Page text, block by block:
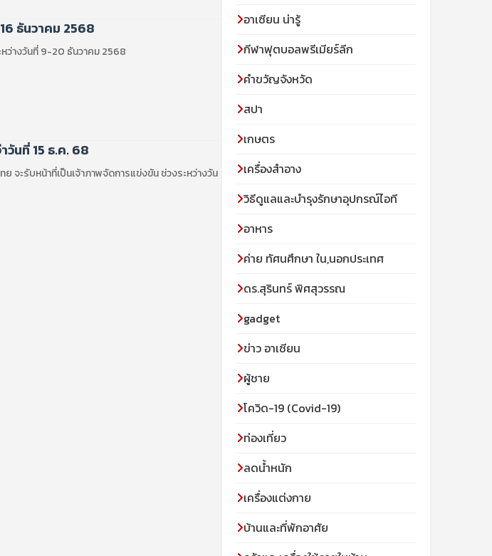
ธันวาคม 2568
ว่างวันที่ 9-20 ธันวาคม 2568
วันที่ 15 ธ.ค. 68
จะรับหน้าที่เป็นเจ้าภาพจัดการแข่งขัน ช่วงระหว่างวัน
อาเซียน น่ารู้
กีฬาฟุตบอลพรีเมียร์ลีก
คำขวัญจังหวัด
สปา
เกษตร
เครื่องสำอาง
วิธีดูแลและบำรุงรักษาอุปกรณ์ไอที
อาหาร
ค่าย ทัศนศึกษา ใน,นอกประเทศ
ดร.สุรินทร์ พิศสุวรรณ
gadget
ข่าว อาเซียน
ผู้ชาย
โควิด-19 (Covid-19)
ท่องเที่ยว
ลดน้ำหนัก
เครื่องแต่งกาย
บ้านและที่พักอาศัย